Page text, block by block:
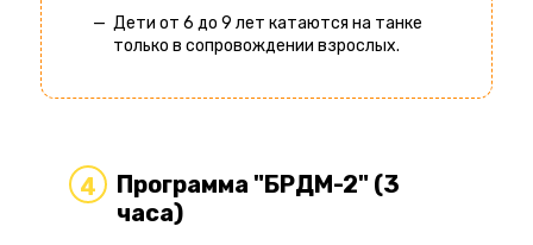
Дети от 6 до 9 лет катаются на танке
только в сопровождении взрослых.
4
Программа "БРДМ-2" (3
часа)